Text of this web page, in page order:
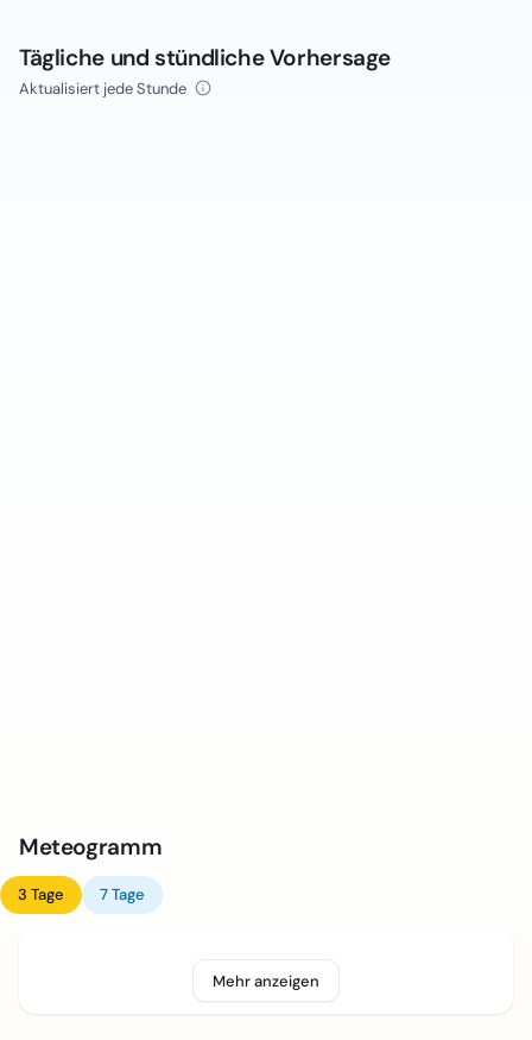
Tägliche und stündliche Vorhersage
Aktualisiert jede Stunde
Meteogramm
3 Tage 7 Tage
Mehr anzeigen